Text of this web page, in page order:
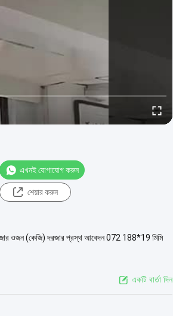
এখনই যোগাযোগ করুন
শেয়ার করুন
ওজন (কেজি) দরজার প্রস্থ আবেদন 072 188*19 মিমি
একটি বার্তা দিন